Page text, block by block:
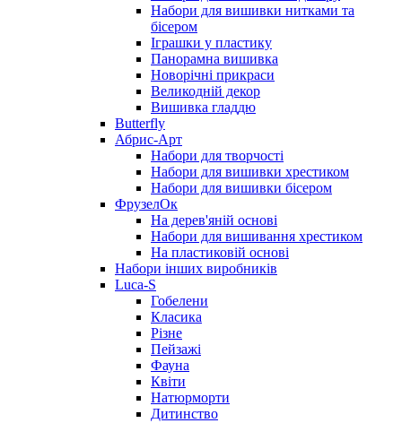
Набори для вишивки нитками та
бісером
Іграшки у пластику
Панорамна вишивка
Новорічні прикраси
Великодній декор
Вишивка гладдю
Butterfly
Абрис-Арт
Набори для творчості
Набори для вишивки хрестиком
Набори для вишивки бісером
ФрузелОк
На дерев'яній основі
Набори для вишивання хрестиком
На пластиковій основі
Набори інших виробників
Luca-S
Гобелени
Класика
Різне
Пейзажі
Фауна
Квіти
Натюрморти
Дитинство